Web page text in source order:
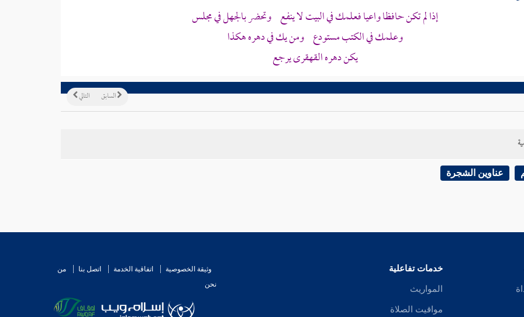
إذا لم تكن حافظا واعيا فعلمك في البيت لا ينفع وتحضر بالجهل في مجلس
وعلمك في الكتب مستودع ومن يك في دهره هكذا
يكن دهره القهقرى يرجع
التالي السابق
عناوين الشجرة
خدمات تفاعلية
المواريث
مواقيت الصلاة
وثيقة الخصوصية اتفاقية الخدمة اتصل بنا
من
نحن